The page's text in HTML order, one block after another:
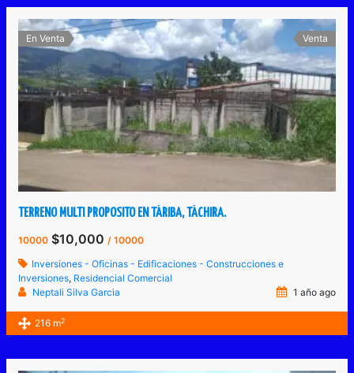
En Venta Venta
TERRENO MULTI PROPOSITO EN TÁRIBA, TÁCHIRA.
10000 $10,000/ 10000
Inversiones - Oficinas - Edificaciones - Construcciones e
Inversiones, Residencial Comercial
Neptali Silva Garcia
1 año ago
216 m2